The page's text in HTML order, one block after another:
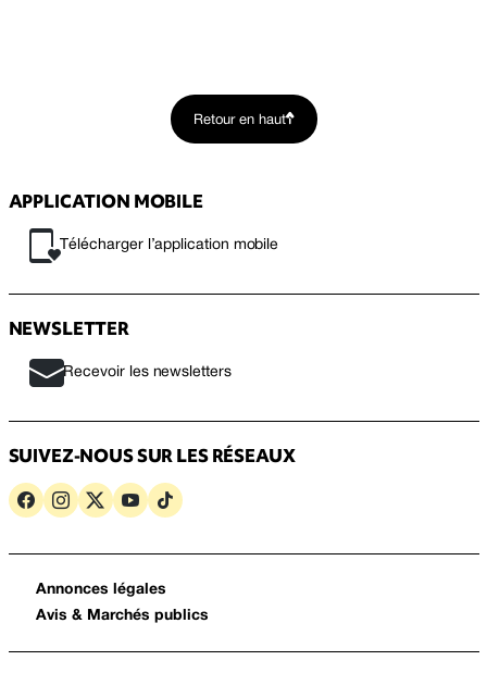
Retour en haut
APPLICATION MOBILE
Télécharger l’application mobile
NEWSLETTER
Recevoir les newsletters
SUIVEZ-NOUS SUR LES RÉSEAUX
Annonces légales
Avis & Marchés publics